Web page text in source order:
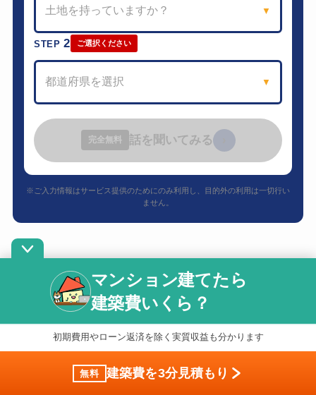
土地を持っていますか？ ▼
STEP2 ご選択ください
都道府県を選択 ▼
完全無料 話を聞いてみる
※ご入力情報はサービス提供のためにのみ利用し、目的外の利用は一切行い
ません。
成年後見人としてのアパート建築は難しい
成年後見人が対象者の財産を利用してアパートの
建築が可能なケースは少ないです。 すべての場合
マンション建てたら
建築費いくら？
初期費用やローン返済を除く実質収益も分かります
無料 建築費を3分見積もり